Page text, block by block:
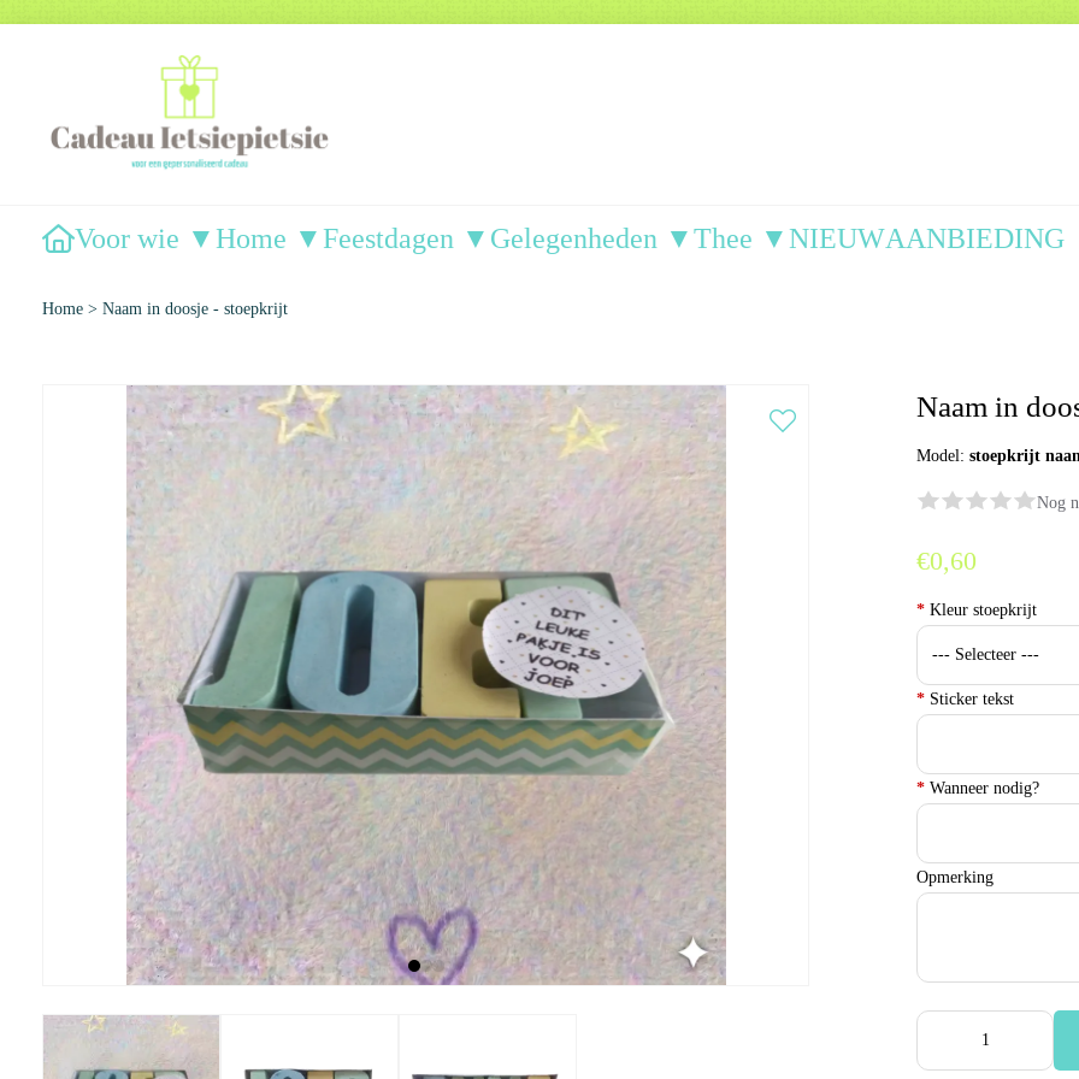
Voor wie ▼Home ▼Feestdagen ▼ Gelegenheden ▼Thee ▼NIEUWAANBIEDING
Home > Naam in doosje - stoepkrijt
Naam in
Model:stoepkrijt
Nog
€0,60
* Kleur stoepkrijt
* Sticker tekst
* Wanneer nodig?
Opmerking